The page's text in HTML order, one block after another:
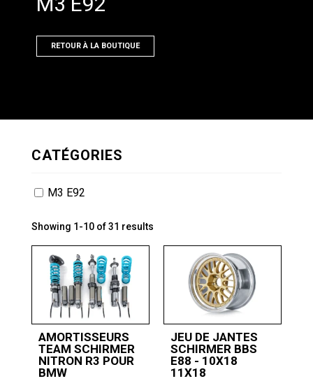
RETOUR À LA BOUTIQUE
CATÉGORIES
M3 E92
Showing 1-10 of 31 results
AMORTISSEURS
TEAM SCHIRMER
NITRON R3 POUR
BMW
JEU DE JANTES
SCHIRMER BBS
E88 - 10X18
11X18